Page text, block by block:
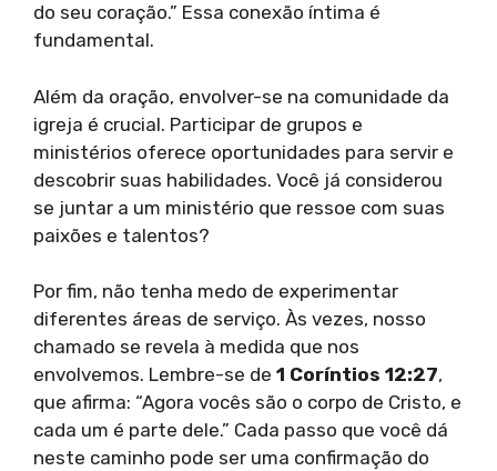
do seu coração.” Essa conexão íntima é
fundamental.
Além da oração, envolver-se na comunidade da
igreja é crucial. Participar de grupos e
ministérios oferece oportunidades para servir e
descobrir suas habilidades. Você já considerou
se juntar a um ministério que ressoe com suas
paixões e talentos?
Por fim, não tenha medo de experimentar
diferentes áreas de serviço. Às vezes, nosso
chamado se revela à medida que nos
envolvemos. Lembre-se de 1 Coríntios 12:27,
que afirma: “Agora vocês são o corpo de Cristo, e
cada um é parte dele.” Cada passo que você dá
neste caminho pode ser uma confirmação do